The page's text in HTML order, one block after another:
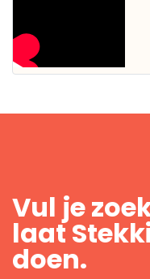
Vul je
laat
doen.